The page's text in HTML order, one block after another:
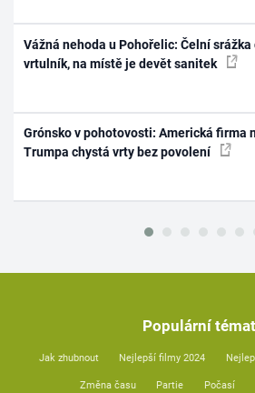
Vážná nehoda u Pohořelic: Čelní
vrtulník, na místě je devět sanitek
Grónsko v pohotovosti: Americká firma
Trumpa chystá vrty bez povolení
Populární
Jak zhubnout Nejlepší filmy 2024
Změna času Partie Počasí